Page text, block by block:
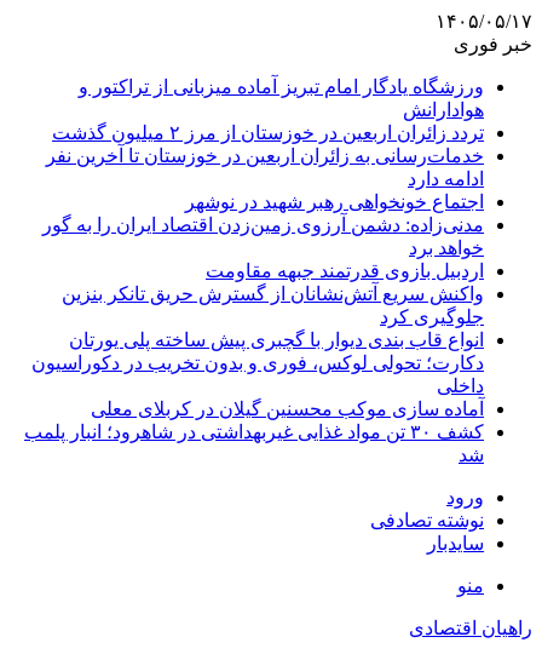
۱۴۰۵/۰۵/۱۷
خبر فوری
ورزشگاه یادگار امام تبریز آماده میزبانی از تراکتور و
هوادارانش
تردد زائران اربعین در خوزستان از مرز ۲ میلیون گذشت
خدمات‌رسانی به زائران اربعین در خوزستان تا آخرین نفر
ادامه دارد
اجتماع خونخواهی رهبر شهید در نوشهر
مدنی‌زاده: دشمن آرزوی زمین‌زدن اقتصاد ایران را به گور
خواهد برد
اردبیل بازوی قدرتمند جبهه مقاومت
واکنش سریع آتش‌نشانان از گسترش حریق تانکر بنزین
جلوگیری کرد
انواع قاب بندی دیوار با گچبری پیش ساخته پلی یورتان
دکارت؛ تحولی لوکس، فوری و بدون تخریب در دکوراسیون
داخلی
آماده سازی موکب محسنین گیلان در کربلای معلی
کشف ۳۰ تن مواد غذایی غیربهداشتی در شاهرود؛ انبار پلمب
شد
ورود
نوشته تصادفی
سایدبار
منو
راهیان اقتصادی